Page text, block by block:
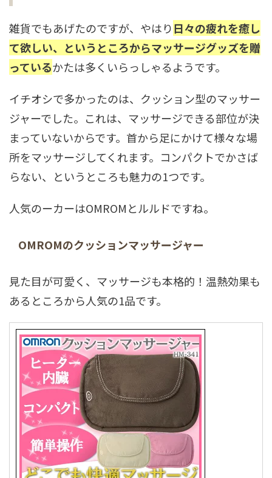
雑貨でもあげたのですが、やはり日々の疲れを癒し
て欲しい、というところからマッサージグッズを贈
っているかたは多くいらっしゃるようです。
イチオシで多かったのは、クッション型のマッサー
ジャーでした。これは、マッサージできる部位が決
まっていないからです。首から足にかけて様々な場
所をマッサージしてくれます。コンパクトでかさば
らない、というところも魅力の1つです。
人気のーカーはOMROMとルルドですね。
OMROMのクッションマッサージャー
見た目が可愛く、マッサージも本格的！温熱効果も
あるところから人気の1品です。